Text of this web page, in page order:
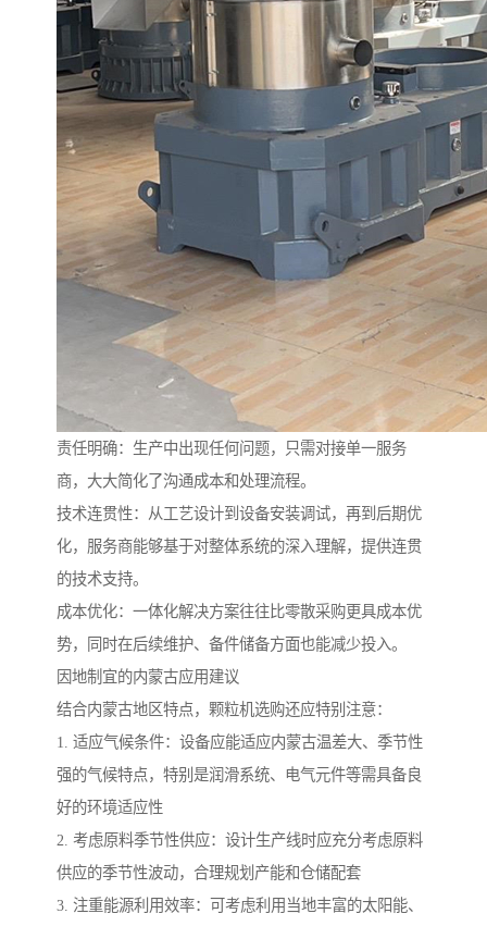
责任明确：生产中出现任何问题，只需对接单一服务
商，大大简化了沟通成本和处理流程。
技术连贯性：从工艺设计到设备安装调试，再到后期优
化，服务商能够基于对整体系统的深入理解，提供连贯
的技术支持。
成本优化：一体化解决方案往往比零散采购更具成本优
势，同时在后续维护、备件储备方面也能减少投入。
因地制宜的内蒙古应用建议
结合内蒙古地区特点，颗粒机选购还应特别注意：
1. 适应气候条件：设备应能适应内蒙古温差大、季节性
强的气候特点，特别是润滑系统、电气元件等需具备良
好的环境适应性
2. 考虑原料季节性供应：设计生产线时应充分考虑原料
供应的季节性波动，合理规划产能和仓储配套
3. 注重能源利用效率：可考虑利用当地丰富的太阳能、